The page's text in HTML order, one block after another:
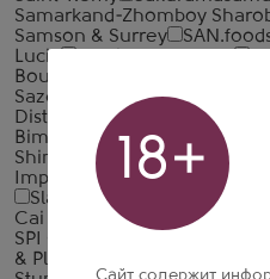
Samarkand-Zhomboy
Samson & Surrey
Lucia
Bourgogne
Sazerac
Scandinavian Wine
Distillery
Sekiya Brewery
Bimmerle
Sharg Ulduzu
Shinobu Distillery
Siberian
Importing Co
Simex Original
Slaur International
Cai Distillery
Spencerfield
SPI Group
& Plus
18+
Сайт содержит